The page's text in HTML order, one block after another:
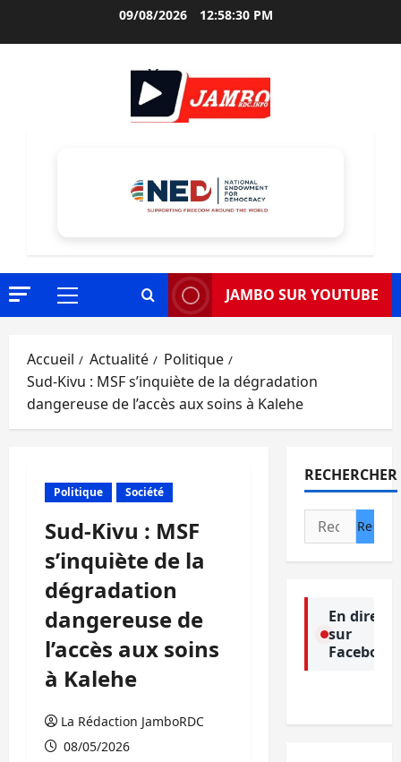
09/08/2026 12:58:31 PM
Menu
JAMBO SUR YOUTUBE
Accueil Actualité
Politique
Sud-Kivu : MSF s’inquiète de la dégradation
dangereuse de l’accès aux soins à Kalehe
Politique Société
Sud-Kivu : MSF
s’inquiète de la
dégradation
dangereuse de
l’accès aux soins
à Kalehe
La Rédaction JamboRDC
08/05/2026
RECHERCHER
Rechercher :
En direct
sur
Facebook